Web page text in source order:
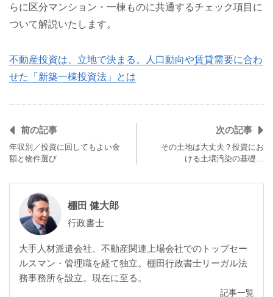
らに区分マンション・一棟ものに共通するチェック項目に
ついて解説いたします。
不動産投資は、立地で決まる。人口動向や賃貸需要に合わ
せた「新築一棟投資法」とは
前の記事
年収別／投資に回してもよい金
額と物件選び
次の記事
その土地は大丈夫？投資にお
ける土壌汚染の基礎…
棚田 健大郎
行政書士
大手人材派遣会社、不動産関連上場会社でのトップセー
ルスマン・管理職を経て独立。棚田行政書士リーガル法
務事務所を設立。現在に至る。
記事一覧